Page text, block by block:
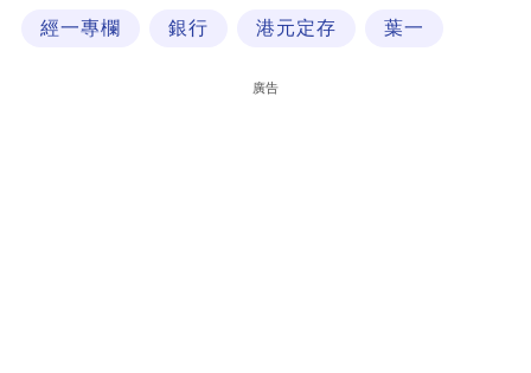
經一專欄 銀行 港元定存 葉一
廣告